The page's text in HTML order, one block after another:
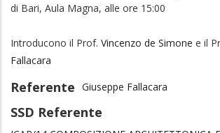
di Bari, Aula Magna, alle ore 15:00
Introducono il Prof. Vincenzo de Simone e il
Fallacara
Referente Giuseppe Fallacara
SSD Referente